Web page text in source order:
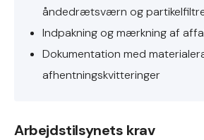
åndedrætsværn og
Indpakning og mærkning af
Dokumentation med
afhentningskvitteringer
Arbejdstilsynets krav